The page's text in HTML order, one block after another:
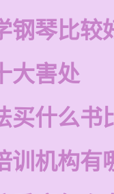
钢琴比较
大害处
买什么书
训机构有